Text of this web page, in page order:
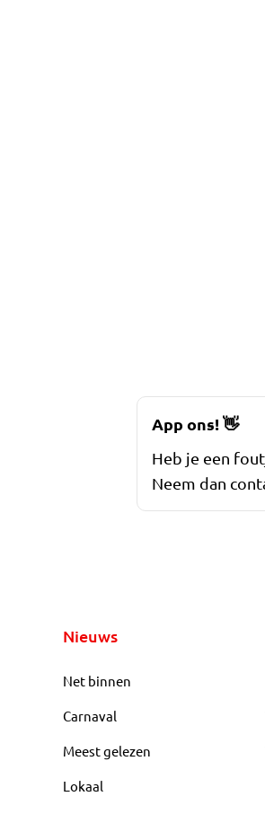
App ons!👋
Heb je een
Neem dan
Nieuws
Net binnen
Carnaval
Meest gelezen
Lokaal